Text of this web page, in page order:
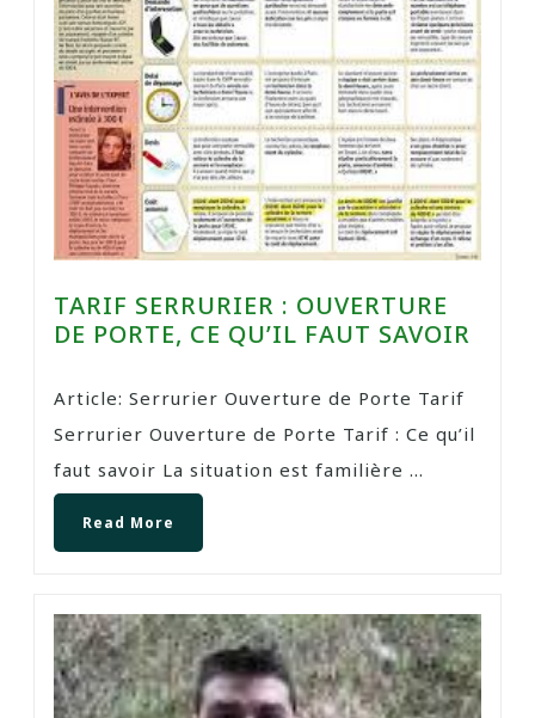
TARIF SERRURIER : OUVERTURE
DE PORTE, CE QU’IL FAUT SAVOIR
Article: Serrurier Ouverture de Porte Tarif
Serrurier Ouverture de Porte Tarif : Ce qu’il
faut savoir La situation est familière ...
Read More